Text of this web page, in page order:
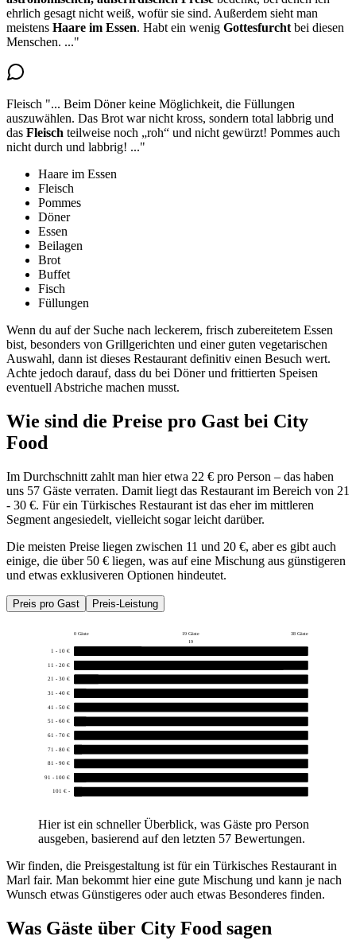
ehrlich gesagt nicht weiß, wofür sie sind. Außerdem sieht man
meistens Haare im Essen. Habt ein wenig Gottesfurcht bei diesen
Menschen. ..."
Fleisch "... Beim Döner keine Möglichkeit, die Füllungen
auszuwählen. Das Brot war nicht kross, sondern total labbrig und
das Fleisch teilweise noch „roh“ und nicht gewürzt! Pommes auch
nicht durch und labbrig! ..."
Haare im Essen
Fleisch
Pommes
Döner
Essen
Beilagen
Brot
Buffet
Fisch
Füllungen
Wenn du auf der Suche nach leckerem, frisch zubereitetem Essen
bist, besonders von Grillgerichten und einer guten vegetarischen
Auswahl, dann ist dieses Restaurant definitiv einen Besuch wert.
Achte jedoch darauf, dass du bei Döner und frittierten Speisen
eventuell Abstriche machen musst.
Wie sind die Preise pro Gast bei City
Food
Im Durchschnitt zahlt man hier etwa 22 € pro Person – das haben
uns 57 Gäste verraten. Damit liegt das Restaurant im Bereich von 21
- 30 €. Für ein Türkisches Restaurant ist das eher im mittleren
Segment angesiedelt, vielleicht sogar leicht darüber.
Die meisten Preise liegen zwischen 11 und 20 €, aber es gibt auch
einige, die über 50 € liegen, was auf eine Mischung aus günstigeren
und etwas exklusiveren Optionen hindeutet.
Preis pro Gast Preis-Leistung
0 Gäste 19 Gäste
38 Gäste
19
1 - 10 €
11 - 20 €
21 - 30 €
31 - 40 €
41 - 50 €
51 - 60 €
61 - 70 €
71 - 80 €
81 - 90 €
91 - 100 €
101 € -
Hier ist ein schneller Überblick, was Gäste pro Person
ausgeben, basierend auf den letzten 57 Bewertungen.
Wir finden, die Preisgestaltung ist für ein Türkisches Restaurant in
Marl fair. Man bekommt hier eine gute Mischung und kann je nach
Wunsch etwas Günstigeres oder auch etwas Besonderes finden.
Was Gäste über City Food sagen